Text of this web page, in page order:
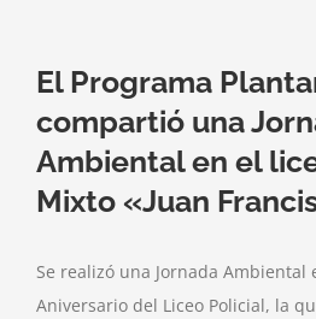
El Programa
compartió una
Ambiental en el
Mixto «Juan
Se realizó una Jornada Ambiental
Aniversario del Liceo Policial, la